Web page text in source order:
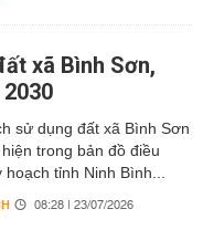
xã Bình Sơn,
sử dụng đất xã Bình Sơn
trong bản đồ điều
tỉnh Ninh Bình...
08:28 | 23/07/2026